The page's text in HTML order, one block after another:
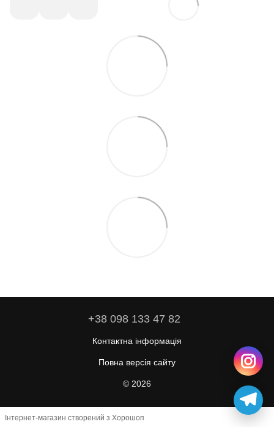
+38 098 133 47 82
Контактна інформація
Повна версія сайту
© 2026
Інтернет-магазин створений з Хорошоп